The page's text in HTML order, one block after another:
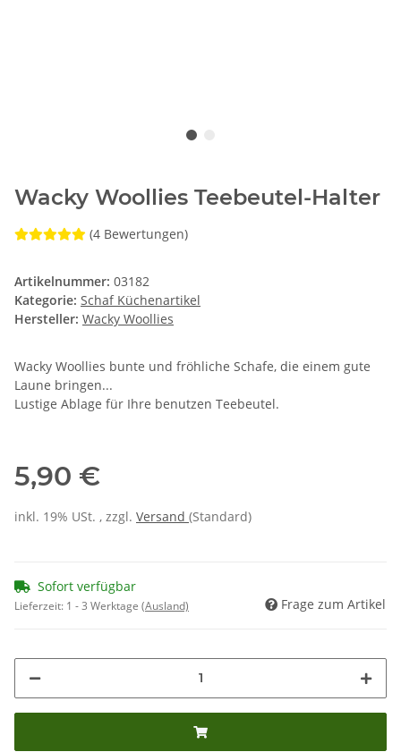
Wacky Woollies Teebeutel-Halter
(4 Bewertungen)
Artikelnummer: 03182
Kategorie: Schaf Küchenartikel
Hersteller: Wacky Woollies
Wacky Woollies bunte und fröhliche Schafe, die einem gute
Laune bringen...
Lustige Ablage für Ihre benutzen Teebeutel.
5,90 €
inkl. 19% USt. , zzgl. Versand (Standard)
Sofort verfügbar
Lieferzeit: 1 - 3 Werktage (Ausland) Frage zum Artikel